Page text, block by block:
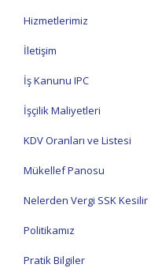
Hizmetlerimiz
İletişim
İş Kanunu IPC
İşçilik Maliyetleri
KDV Oranları ve Listesi
Mükellef Panosu
Nelerden Vergi SSK Kesilir
Politikamız
Pratik Bilgiler